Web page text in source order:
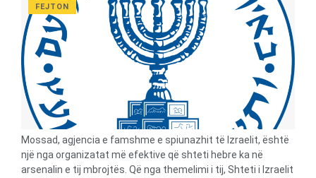
Beqiri: Berisha në këtë kohë, ai donte me çdo kusht të bënte
veriun...
FEJTON
Mossad, agjencia e famshme e spiunazhit të Izraelit, është
një nga organizatat më efektive që shteti hebre ka në
arsenalin e tij mbrojtës. Që nga themelimi i tij, Shteti i Izraelit